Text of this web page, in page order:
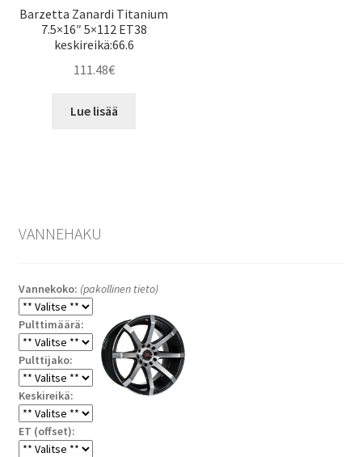
Barzetta Zanardi Titanium
7.5×16″ 5×112 ET38
keskireikä:66.6
111.48€
Lue lisää
VANNEHAKU
Vannekoko: (pakollinen tieto)
Pulttimäärä:
Pulttijako:
Keskireikä:
ET (offset):